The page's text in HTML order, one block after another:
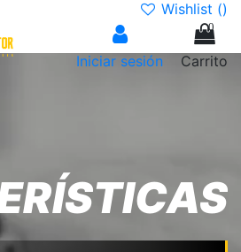
Wishlist ()
Iniciar sesión
0
Carrito